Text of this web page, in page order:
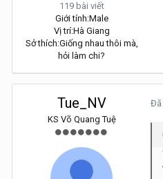
119 bài viết
Giới tính:Male
Vị trí:Hà Giang
Sở thích:Giống nhau thôi mà,
hỏi làm chi?
Tue_NV
KS Võ Quang Tuệ
Đã